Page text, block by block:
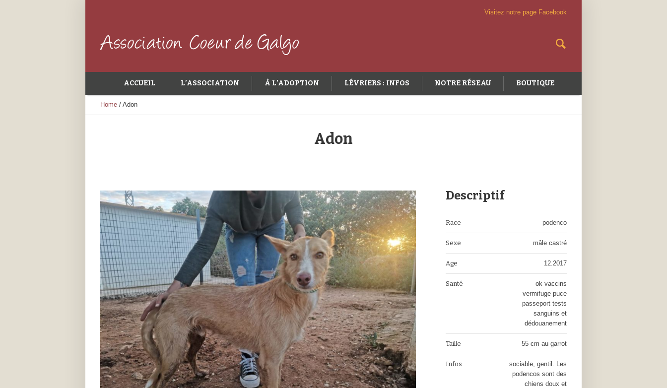
Visitez notre page Facebook
ACCUEIL L’ASSOCIATION À L’ADOPTION LÉVRIERS : INFOS NOTRE RÉSEAU BOUTIQUE
Home / Adon
Adon
Descriptif
Race podenco
Sexe mâle castré
Age 12.2017
Santé
ok vaccins
vermifuge puce
passeport tests
sanguins et
dédouanement
Taille 55 cm au garrot
Infos
sociable, gentil. Les
podencos sont des
chiens doux et